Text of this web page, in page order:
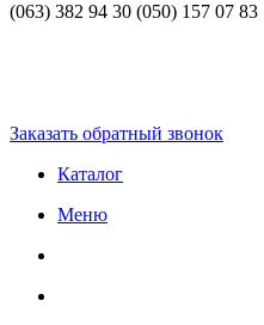
(063) 382 94 30 (050) 157 07 83
Заказать обратный звонок
Каталог
Меню